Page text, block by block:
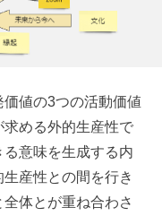
値の3つの活動価値
める外的生産性で
意味を生成する内
産性との間を行き
体とが重ね合わさ